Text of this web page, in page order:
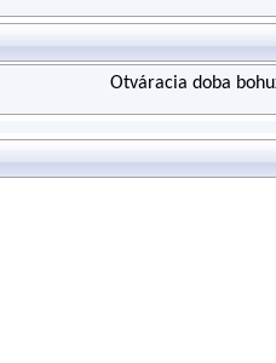
Otváracia doba